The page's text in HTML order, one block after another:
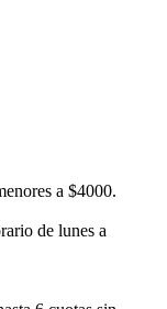
a $4000.
de lunes a